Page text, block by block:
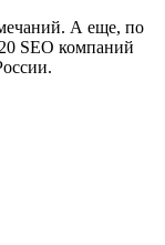
А еще, по
SEO компаний